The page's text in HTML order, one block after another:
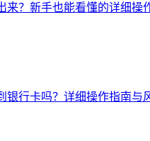
来？新手也能看懂的详细操
银行卡吗？详细操作指南与